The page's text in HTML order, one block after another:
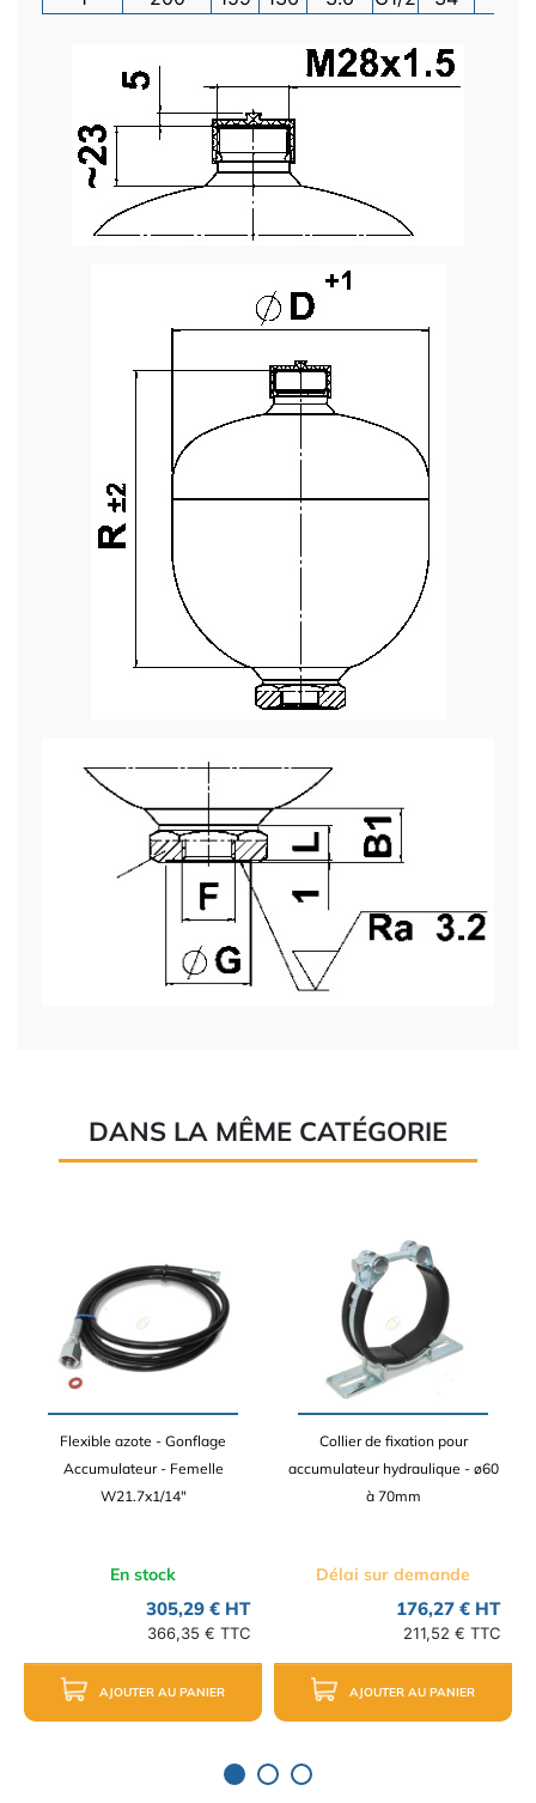
DANS LA MÊME CATÉGORIE
Flexible azote - Gonflage
Accumulateur - Femelle
W21.7x1/14"
En stock
305,29 € HT
366,35 € TTC
AJOUTER AU PANIER
Collier de fixation pour
accumulateur hydraulique - ø60
à 70mm
Délai sur demande
176,27 € HT
211,52 € TTC
AJOUTER AU PANIER